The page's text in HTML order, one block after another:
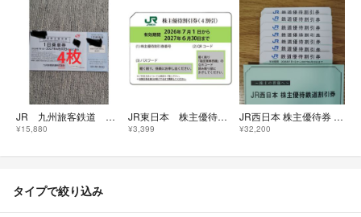
JR 九州旅客鉄道 鉄道株主優待券 4枚
¥15,880
JR東日本 株主優待割引券（４割引）１枚。
¥3,399
JR西日本 株主優待券 7枚
¥32,200
タイプで絞り込み